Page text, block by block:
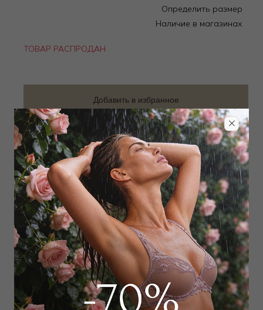
Дополнить образ
Определить размер
Наличие в магазинах
ТОВАР РАСПРОДАН
Добавить в избранное
Забронировать в магазине